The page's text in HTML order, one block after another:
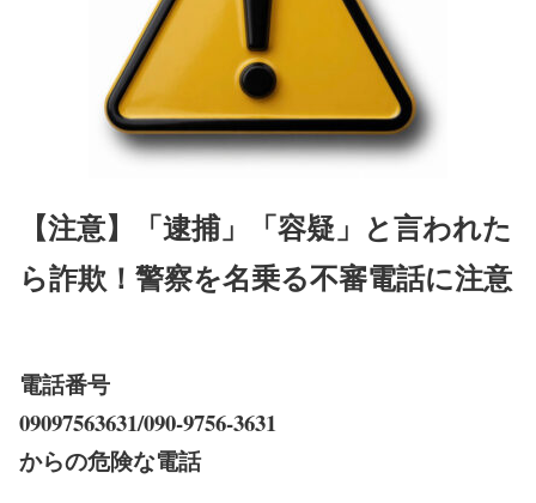
【注意】「逮捕」「容疑」と言われた
ら詐欺！警察を名乗る不審電話に注意
電話番号
09097563631/090-9756-3631
からの危険な電話